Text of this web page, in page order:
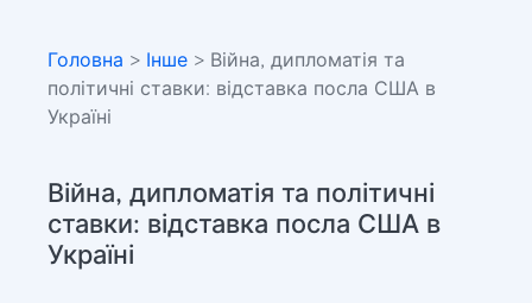
Головна > Інше > Війна, дипломатія та
політичні ставки: відставка посла США в
Україні
Війна, дипломатія та політичні
ставки: відставка посла США в
Україні